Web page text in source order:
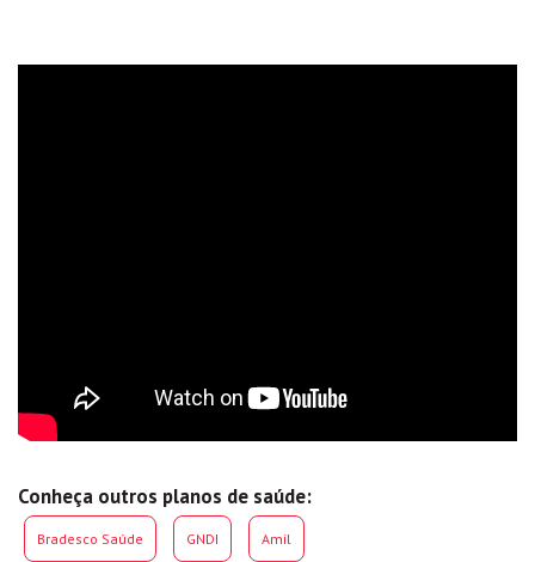
Conheça outros planos de saúde:
Bradesco Saúde GNDI Amil